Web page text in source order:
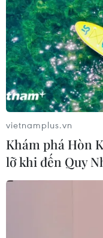
Ngành Hải quan
thể chế và hiện đại
quản lý
05/08/2026 12:35
Ngân hàng trước
là đòn bẩy, quản
05/08/2026 09:25
Standard
công khoản vay xã
vietnamplus.vn
Khám phá Hòn
lỡ khi đến Quy